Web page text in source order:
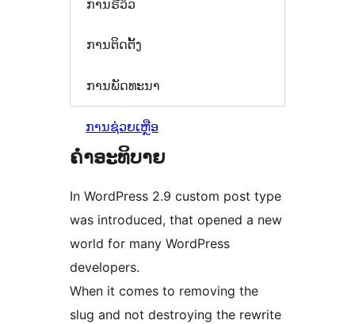
ການຣີວິວ
ການຕິດຕັ້ງ
ການພັດທະນາ
ການຊ່ວຍເຫຼືອ
ຄຳອະທິບາຍ
In WordPress 2.9 custom post type
was introduced, that opened a new
world for many WordPress
developers.
When it comes to removing the
slug and not destroying the rewrite